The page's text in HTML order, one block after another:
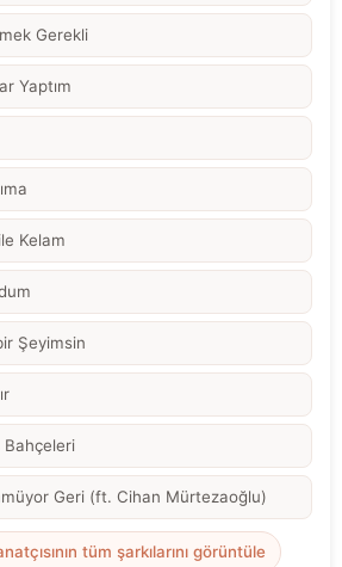
Gerekli
Yaptım
Kelam
Şeyimsin
Geri (ft. Cihan Mürtezaoğlu)
tüm şarkılarını görüntüle